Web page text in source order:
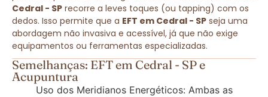
Cedral - SP recorre a leves toques (ou tapping) com os
dedos. Isso permite que a EFT em Cedral - SP seja uma
abordagem não invasiva e acessível, já que não exige
equipamentos ou ferramentas especializadas.
Semelhanças: EFT em Cedral - SP e
Acupuntura
Uso dos Meridianos Energéticos: Ambas as